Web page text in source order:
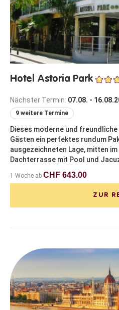
Hotel Astoria Park
Nächster Termin: 07.08. -
9 weitere Termine
Dieses moderne und
Gästen ein perfektes rundum
ausgezeichneten Lage, mitten
Dachterrasse mit Pool und
1 Woche ab CHF 643.00
ZUR